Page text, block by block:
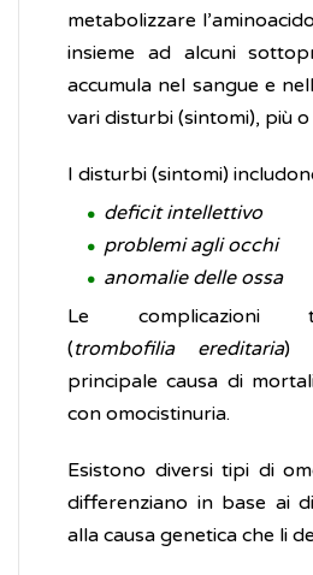
metabolizzare
insieme ad alcuni
accumula nel sangue e
vari disturbi (sintomi), più
I disturbi (sintomi)
deficit intellettivo
problemi agli occhi
anomalie delle ossa
Le complicazioni
(trombofilia ereditaria)
principale causa di
con omocistinuria.
Esistono diversi tipi di
differenziano in base ai
alla causa genetica che li